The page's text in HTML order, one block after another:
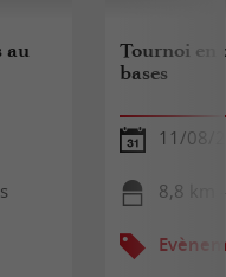
au
Tournoi en
bases
11/08/
8,8 km